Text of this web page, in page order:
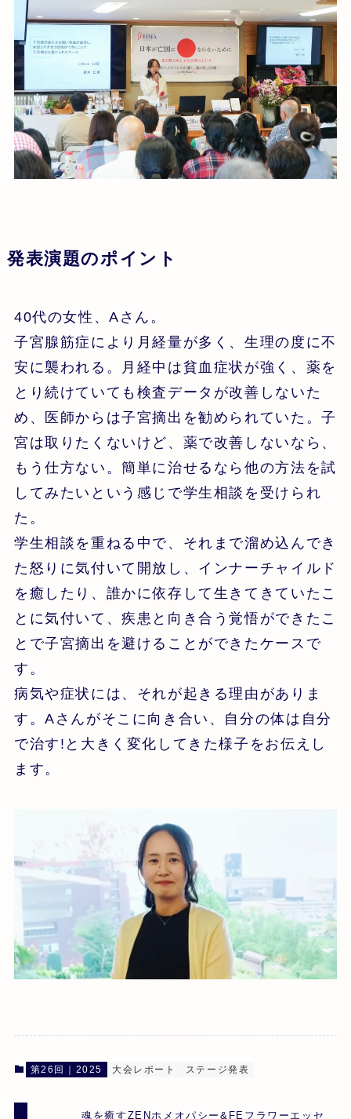
発表演題のポイント
40代の女性、Aさん。
子宮腺筋症により月経量が多く、生理の度に不
安に襲われる。月経中は貧血症状が強く、薬を
とり続けていても検査データが改善しないた
め、医師からは子宮摘出を勧められていた。子
宮は取りたくないけど、薬で改善しないなら、
もう仕方ない。簡単に治せるなら他の方法を試
してみたいという感じで学生相談を受けられ
た。
学生相談を重ねる中で、それまで溜め込んでき
た怒りに気付いて開放し、インナーチャイルド
を癒したり、誰かに依存して生きてきていたこ
とに気付いて、疾患と向き合う覚悟ができたこ
とで子宮摘出を避けることができたケースで
す。
病気や症状には、それが起きる理由がありま
す。Aさんがそこに向き合い、自分の体は自分
で治す!と大きく変化してきた様子をお伝えし
ます。
第26回｜2025 大会レポート ステージ発表
魂を癒すZENホメオパシー&FEフラワーエッセ